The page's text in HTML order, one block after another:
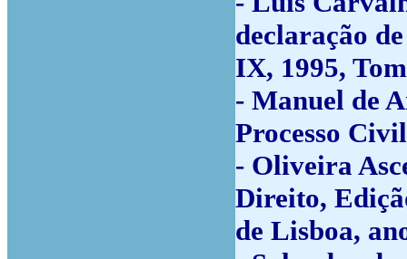
declaração
IX, 1995,
- Manuel de
Processo
- Oliveira
Direito,
de Lisboa,